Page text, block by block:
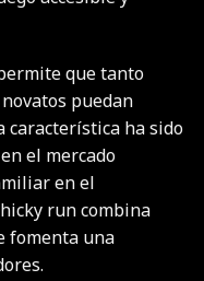
que tanto
puedan
característica ha sido
el mercado
en el
run combina
fomenta una